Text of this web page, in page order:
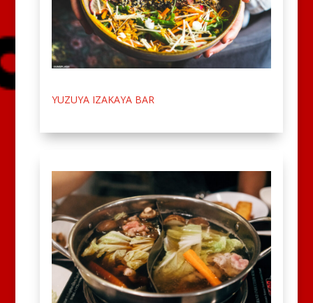
YUZUYA IZAKAYA BAR